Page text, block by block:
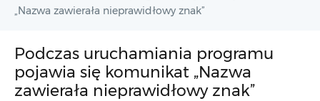
„Nazwa zawierała nieprawidłowy znak”
Podczas uruchamiania programu
pojawia się komunikat „Nazwa
zawierała nieprawidłowy znak”